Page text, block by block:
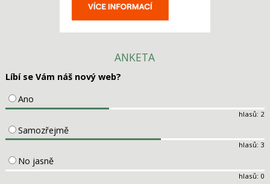
ANKETA
Líbí se Vám náš nový web?
Ano
hlasů: 2
Samozřejmě
hlasů: 3
No jasně
hlasů: 0